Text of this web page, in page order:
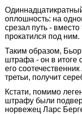
оплошность: на
срезал путь -
прокатился под ним.
Таким образом,
штрафа - он в итоге
его
третьи, получит
Кстати, помимо
штрафу были
норвежец Ларс